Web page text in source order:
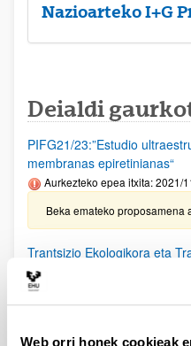
Web orri honek cookieak
Nazioarteko I+G
Deialdi
PIFG21/23:”Estudio
membranas epiretinianas“
Aurkezteko epea itxita: 2021/
Beka emateko proposamena
Trantsizio Ekologikora eta
proiektu estrategikoetarako